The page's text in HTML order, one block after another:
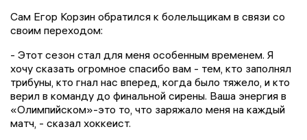
Сам Егор Корзин обратился к болельщикам в связи со
своим переходом:
- Этот сезон стал для меня особенным временем. Я
хочу сказать огромное спасибо вам - тем, кто заполнял
трибуны, кто гнал нас вперед, когда было тяжело, и кто
верил в команду до финальной сирены. Ваша энергия в
«Олимпийском»-это то, что заряжало меня на каждый
матч, - сказал хоккеист.